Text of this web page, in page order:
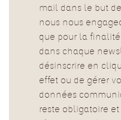
mail dans le but
nous nous
que pour la
dans chaque
désinscrire en
effet ou de gérer
données
reste obligatoire